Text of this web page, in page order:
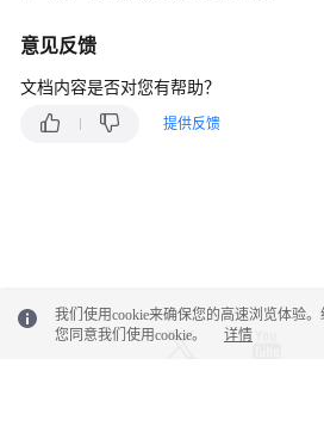
意见反馈
文档内容是否对您有帮助？
提供反馈
我们使用cookie来确保您的高速浏览体验
您同意我们使用cookie。
详情